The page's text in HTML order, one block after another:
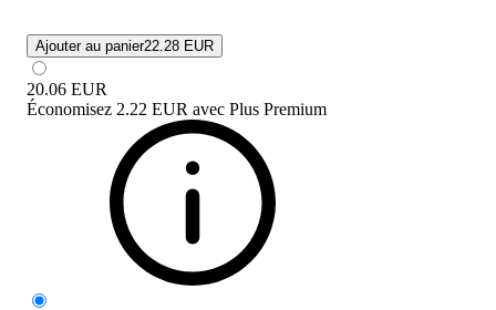
Ajouter au panier22.28 EUR
20.06 EUR
Économisez 2.22 EUR avec Plus Premium